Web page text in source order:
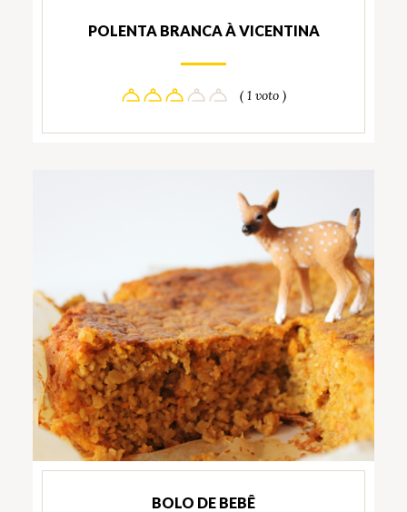
POLENTA BRANCA À VICENTINA
( 1 voto )
BOLO DE BEBÊ